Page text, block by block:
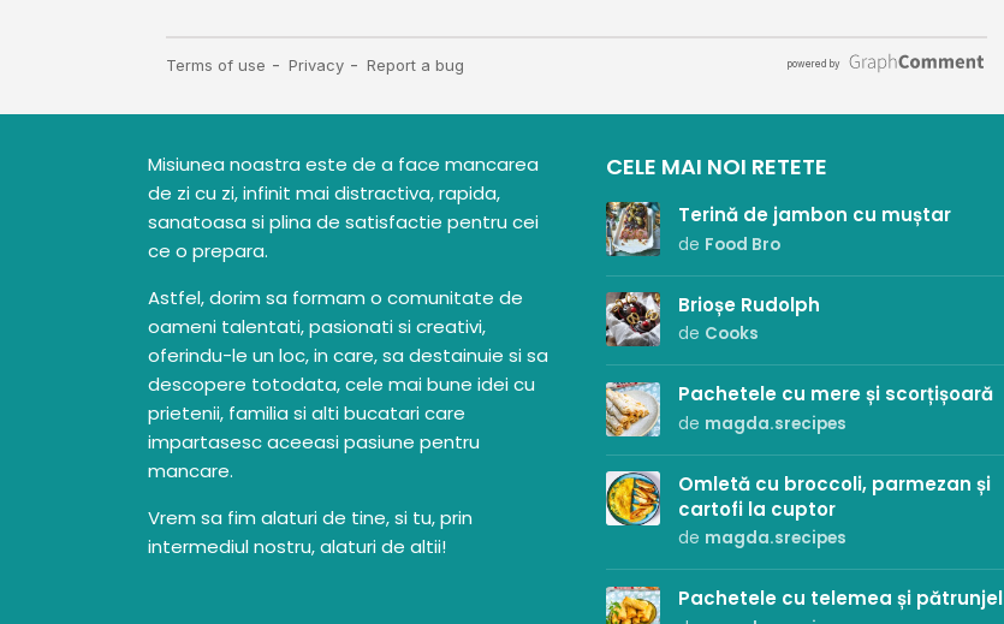
Misiunea noastra este de a face mancarea
de zi cu zi, infinit mai distractiva, rapida,
sanatoasa si plina de satisfactie pentru cei
ce o prepara.
Astfel, dorim sa formam o comunitate de
oameni talentati, pasionati si creativi,
oferindu-le un loc, in care, sa destainuie si sa
descopere totodata, cele mai bune idei cu
prietenii, familia si alti bucatari care
impartasesc aceeasi pasiune pentru
mancare.
Vrem sa fim alaturi de tine, si tu, prin
intermediul nostru, alaturi de altii!
CELE MAI NOI RETETE
Terină de jambon cu muștar
de Food Bro
Brioșe Rudolph
de Cooks
Pachetele cu mere și scorțișoară
de magda.srecipes
Omletă cu broccoli, parmezan și
cartofi la cuptor
de magda.srecipes
Pachetele cu telemea și pătrunjel